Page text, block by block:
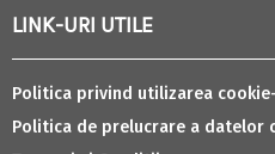
LINK-URI UTILE
Politica privind utilizarea
Politica de prelucrare a datelor